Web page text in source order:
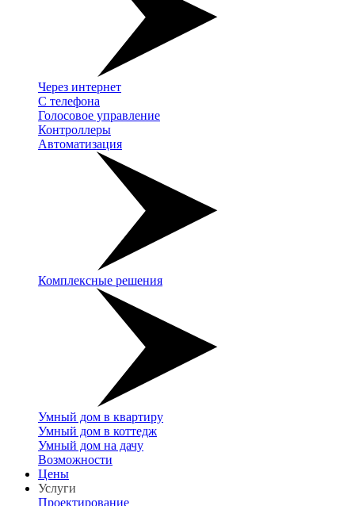
Через интернет
С телефона
Голосовое управление
Контроллеры
Автоматизация
Комплексные решения
Умный дом в квартиру
Умный дом в коттедж
Умный дом на дачу
Возможности
Цены
Услуги
Проектирование